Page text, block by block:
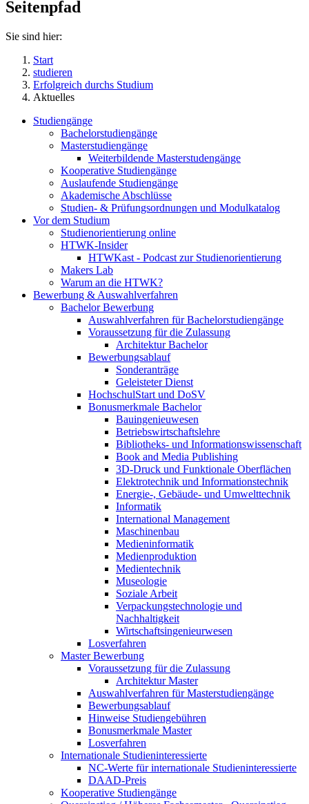
Seitenpfad
Sie sind hier:
Start
studieren
Erfolgreich durchs Studium
Aktuelles
Studiengänge
Bachelorstudiengänge
Masterstudiengänge
Weiterbildende Masterstudengänge
Kooperative Studiengänge
Auslaufende Studiengänge
Akademische Abschlüsse
Studien- & Prüfungsordnungen und Modulkatalog
Vor dem Studium
Studienorientierung online
HTWK-Insider
HTWKast - Podcast zur Studienorientierung
Makers Lab
Warum an die HTWK?
Bewerbung & Auswahlverfahren
Bachelor Bewerbung
Auswahlverfahren für Bachelorstudiengänge
Voraussetzung für die Zulassung
Architektur Bachelor
Bewerbungsablauf
Sonderanträge
Geleisteter Dienst
HochschulStart und DoSV
Bonusmerkmale Bachelor
Bauingenieuwesen
Betriebswirtschaftslehre
Bibliotheks- und Informationswissenschaft
Book and Media Publishing
3D-Druck und Funktionale Oberflächen
Elektrotechnik und Informationstechnik
Energie-, Gebäude- und Umwelttechnik
Informatik
International Management
Maschinenbau
Medieninformatik
Medienproduktion
Medientechnik
Museologie
Soziale Arbeit
Verpackungstechnologie und
Nachhaltigkeit
Wirtschaftsingenieurwesen
Losverfahren
Master Bewerbung
Voraussetzung für die Zulassung
Architektur Master
Auswahlverfahren für Masterstudiengänge
Bewerbungsablauf
Hinweise Studiengebühren
Bonusmerkmale Master
Losverfahren
Internationale Studieninteressierte
NC-Werte für internationale Studieninteressierte
DAAD-Preis
Kooperative Studiengänge